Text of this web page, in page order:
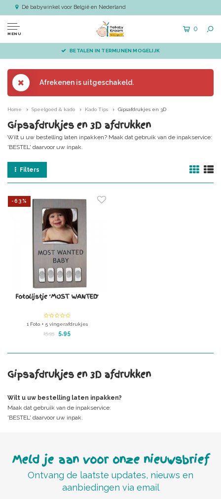
Dé babywinkel voor België en Nederland
MENU
0
BETALEN IN TERMIJNEN MOGELIJK
Afrekenen is uitgeschakeld.
Home Speelgoed & kado Kado Tips Gipsafdrukjes en 3D
Gipsafdrukjes en 3D afdrukken
Wilt u uw bestelling laten inpakken? Maak dat gebruik van de inpakservice:
'BESTEL' daarvoor uw inpak.
Filters
-63%
Fotolijstje 'MOST WANTED'
1 Foto + 5 vingerafdrukjes
15,95 5,95
Gipsafdrukjes en 3D afdrukken
Wilt u uw bestelling laten inpakken?
Maak dat gebruik van de inpakservice:
'BESTEL' daarvoor uw inpak.
Meld je aan voor onze nieuwsbrief
Ontvang de laatste updates, nieuws en
aanbiedingen via email